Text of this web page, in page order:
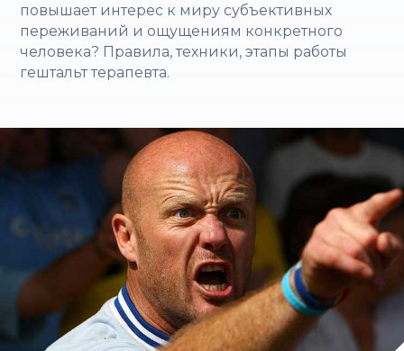
повышает интерес к миру субъективных
переживаний и ощущениям конкретного
человека? Правила, техники, этапы работы
гештальт терапевта.